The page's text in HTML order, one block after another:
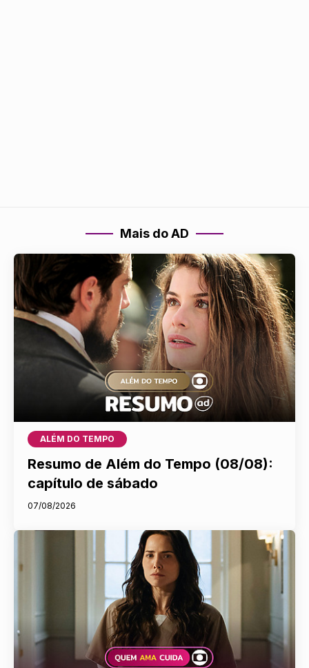
Mais do AD
ALÉM DO TEMPO
Resumo de Além do Tempo (08/08):
capítulo de sábado
07/08/2026